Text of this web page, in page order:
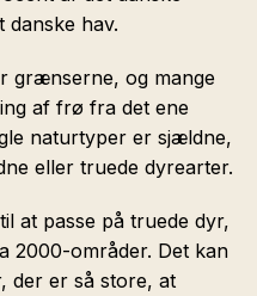
danske hav.
grænserne, og mange
af frø fra det ene
naturtyper er sjældne,
eller truede dyrearter.
at passe på truede dyr,
2000-områder. Det kan
der er så store, at